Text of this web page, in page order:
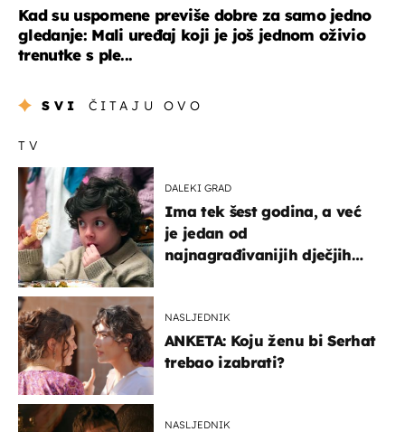
Kad su uspomene previše dobre za samo jedno
gledanje: Mali uređaj koji je još jednom oživio
trenutke s ple...
SVI ČITAJU OVO
TV
DALEKI GRAD
Ima tek šest godina, a već
je jedan od
najnagrađivanijih dječjih
NASLJEDNIK
ANKETA: Koju ženu bi Serhat
trebao izabrati?
NASLJEDNIK